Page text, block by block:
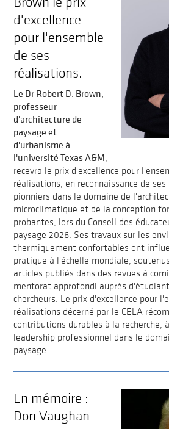
d'excellence
pour l'ensemble
de ses
réalisations.
Le Dr Robert D. Brown,
professeur
d'architecture de
paysage et
d'urbanisme à
l'université Texas A&M
recevra le prix d'excellence pour
réalisations, en reconnaissance de
pionniers dans le domaine de
microclimatique et de la conception
probantes, lors du Conseil des
paysage 2026. Ses travaux sur les
thermiquement confortables ont
pratique à l'échelle mondiale,
articles publiés dans des revues à
mentorat approfondi auprès
chercheurs. Le prix d'excellence pour
réalisations décerné par le CELA
contributions durables à la recherche,
leadership professionnel dans le
paysage.
En mémoire :
Don Vaughan